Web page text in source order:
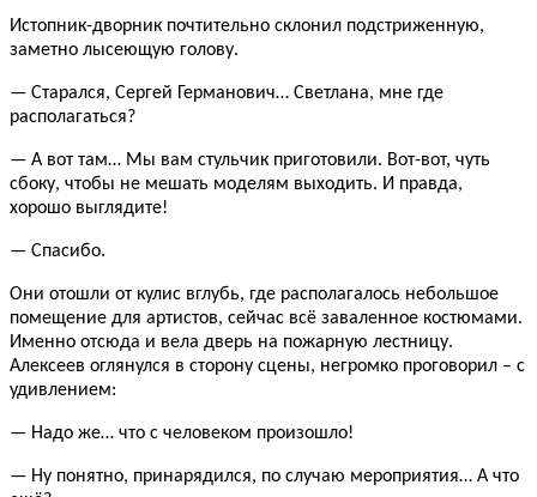
Истопник-дворник почтительно склонил подстриженную,
заметно лысеющую голову.
— Старался, Сергей Германович… Светлана, мне где
располагаться?
— А вот там… Мы вам стульчик приготовили. Вот-вот, чуть
сбоку, чтобы не мешать моделям выходить. И правда,
хорошо выглядите!
— Спасибо.
Они отошли от кулис вглубь, где располагалось небольшое
помещение для артистов, сейчас всё заваленное костюмами.
Именно отсюда и вела дверь на пожарную лестницу.
Алексеев оглянулся в сторону сцены, негромко проговорил – с
удивлением:
— Надо же… что с человеком произошло!
— Ну понятно, принарядился, по случаю мероприятия… А что